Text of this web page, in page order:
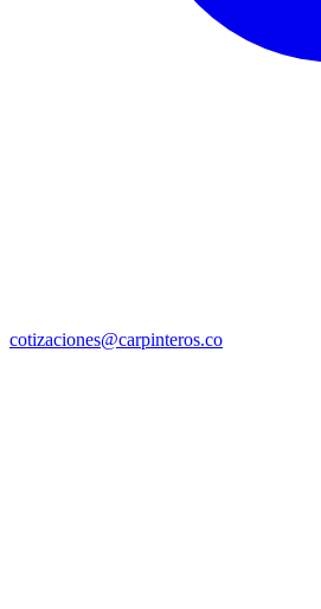
cotizaciones@carpinteros.co